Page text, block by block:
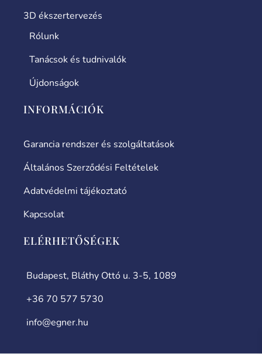
3D ékszertervezés
Rólunk
Tanácsok és tudnivalók
Újdonságok
INFORMÁCIÓK
Garancia rendszer és szolgáltatások
Általános Szerződési Feltételek
Adatvédelmi tájékoztató
Kapcsolat
ELÉRHETŐSÉGEK
Budapest, Bláthy Ottó u. 3-5, 1089
+36 70 577 5730
info@egner.hu